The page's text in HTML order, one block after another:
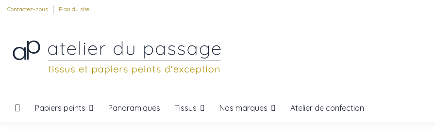
Contactez-nous Plan du site
Papiers peints Panoramiques Tissus Nos marques Atelier de confection